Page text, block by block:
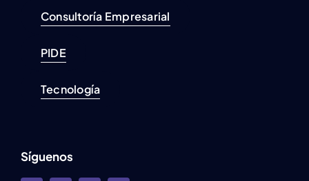
Consultoría Empresarial
PIDE
Tecnología
Síguenos